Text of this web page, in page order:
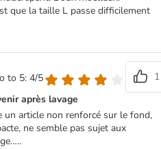
que la taille L passe difficilement
to 5: 4/5
1
après lavage
article non renforcé sur le fond,
ne semble pas sujet aux